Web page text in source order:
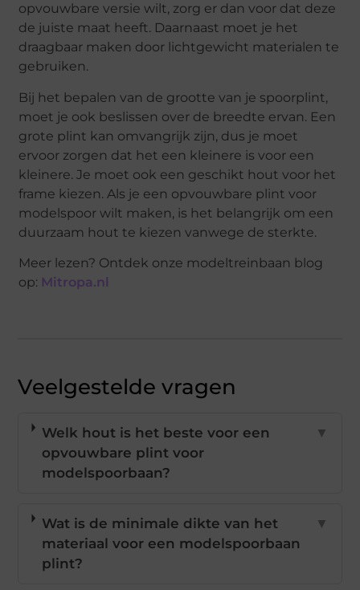
opvouwbare versie wilt, zorg er dan voor dat deze
de juiste maat heeft. Daarnaast moet je het
draagbaar maken door lichtgewicht materialen te
gebruiken.
Bij het bepalen van de grootte van je spoorplint,
moet je ook beslissen over de breedte ervan. Een
grote plint kan omvangrijk zijn, dus je moet
ervoor zorgen dat het een kleinere is voor een
kleinere. Je moet ook een geschikt hout voor het
frame kiezen. Als je een opvouwbare plint voor
modelspoor wilt maken, is het belangrijk om een
duurzaam hout te kiezen vanwege de sterkte.
Meer lezen? Ontdek onze modeltreinbaan blog
op: Mitropa.nl
Veelgestelde vragen
Welk hout is het beste voor een
opvouwbare plint voor
modelspoorbaan?
▼
Wat is de minimale dikte van het
materiaal voor een modelspoorbaan
plint?
▼